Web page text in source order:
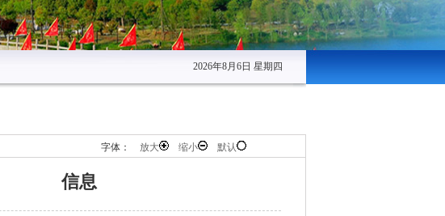
2026年8月6日 星期四
字体： 放大 缩小 默认
信息